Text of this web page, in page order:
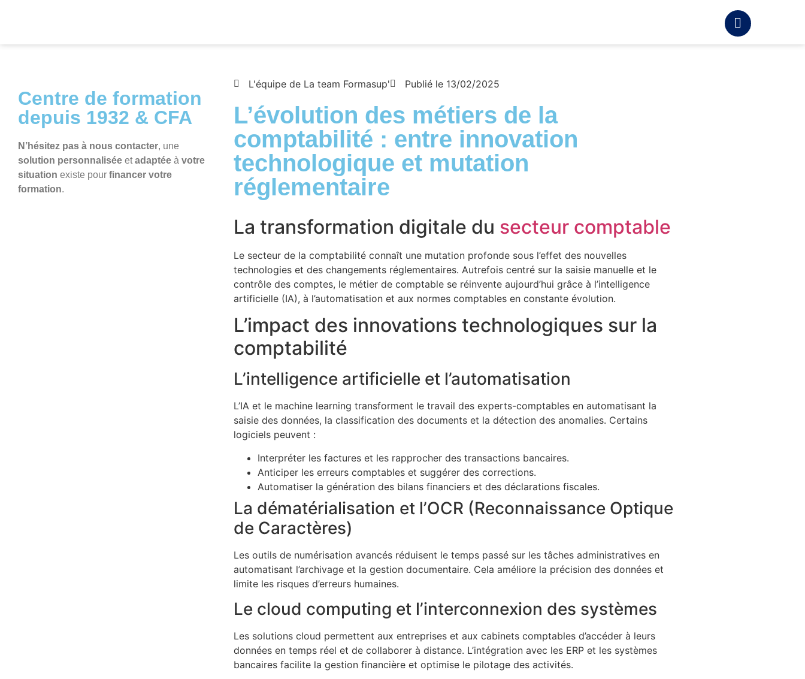
Centre de formation
depuis 1932 & CFA
N’hésitez pas à nous contacter, une
solution personnalisée etadaptée à votre
situation existe pour financer votre
formation.
L'équipe de La team Formasup' Publié le 13/02/2025
L’évolution des métiers de la
comptabilité : entre innovation
technologique et mutation
réglementaire
La transformation digitale du secteur comptable
Le secteur de la comptabilité connaît une mutation profonde sous l’effet des nouvelles
technologies et des changements réglementaires. Autrefois centré sur la saisie manuelle et le
contrôle des comptes, le métier de comptable se réinvente aujourd’hui grâce à l’intelligence
artificielle (IA), à l’automatisation et aux normes comptables en constante évolution.
L’impact des innovations technologiques sur la
comptabilité
L’intelligence artificielle et l’automatisation
L’IA et le machine learning transforment le travail des experts-comptables en automatisant la
saisie des données, la classification des documents et la détection des anomalies. Certains
logiciels peuvent :
Interpréter les factures et les rapprocher des transactions bancaires.
Anticiper les erreurs comptables et suggérer des corrections.
Automatiser la génération des bilans financiers et des déclarations fiscales.
La dématérialisation et l’OCR (Reconnaissance Optique
de Caractères)
Les outils de numérisation avancés réduisent le temps passé sur les tâches administratives en
automatisant l’archivage et la gestion documentaire. Cela améliore la précision des données et
limite les risques d’erreurs humaines.
Le cloud computing et l’interconnexion des systèmes
Les solutions cloud permettent aux entreprises et aux cabinets comptables d’accéder à leurs
données en temps réel et de collaborer à distance. L’intégration avec les ERP et les systèmes
bancaires facilite la gestion financière et optimise le pilotage des activités.